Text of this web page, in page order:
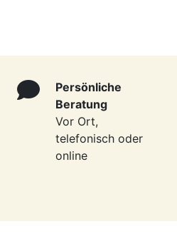
Persönliche
Beratung
Vor Ort,
telefonisch oder
online